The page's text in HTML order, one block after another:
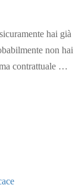
hai già
non hai
contrattuale …